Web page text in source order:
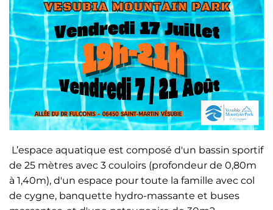
L’espace aquatique est composé d'un bassin sportif
de 25 mètres avec 3 couloirs (profondeur de 0,80m
à 1,40m), d'un espace pour toute la famille avec col
de cygne, banquette hydro-massante et buses